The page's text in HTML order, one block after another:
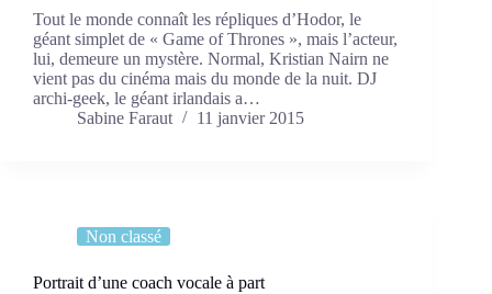
Tout le monde connaît les répliques d’Hodor, le
géant simplet de « Game of Thrones », mais l’acteur,
lui, demeure un mystère. Normal, Kristian Nairn ne
vient pas du cinéma mais du monde de la nuit. DJ
archi-geek, le géant irlandais a…
Sabine Faraut
11 janvier 2015
Non classé
Portrait d’une coach vocale à part